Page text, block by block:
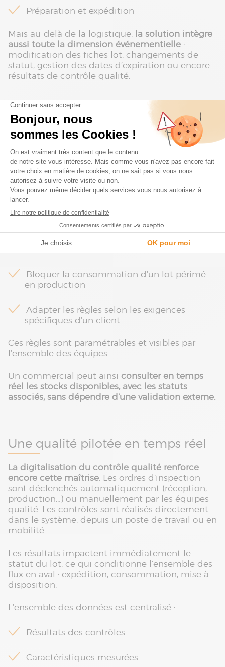
Préparation et expédition
Mais au-delà de la logistique, la solution intègre
aussi toute la dimension événementielle :
modification des fiches lot, changements de
statut, gestion des dates d’expiration ou encore
résultats de contrôle qualité.
Le statut des lots : un levier de
sécurisation des flux
Un des éléments clés réside dansla gestion des
statuts de lot. Cette information permet de
définir des règles précises pour sécuriser les
opérations.
Par exemple :
Empêcher l’expédition d’un lot non
Bloquer la consommation d’un lot périmé
en production
Adapter les règles selon les exigences
spécifiques d’un client
Ces règles sont paramétrables et visibles par
l’ensemble des équipes.
Un commercial peut ainsi consulter en temps
réel les stocks disponibles, avec les statuts
associés, sans dépendre d’une validation externe.
Une qualité pilotée en temps réel
La digitalisation du contrôle qualité renforce
encore cette maîtrise. Les ordres d’inspection
sont déclenchés automatiquement (réception,
production…) ou manuellement par les équipes
qualité. Les contrôles sont réalisés directement
dans le système, depuis un poste de travail ou en
mobilité.
Les résultats impactent immédiatement le
statut du lot, ce qui conditionne l’ensemble des
flux en aval : expédition, consommation, mise à
disposition.
L’ensemble des données est centralisé :
Résultats des contrôles
Caractéristiques mesurées